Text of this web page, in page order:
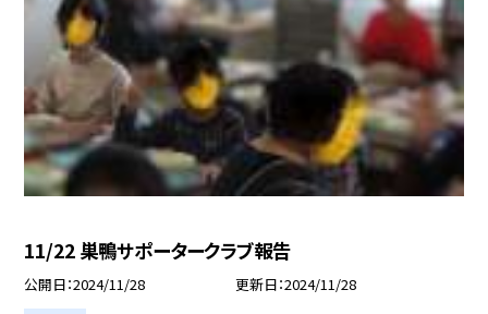
11/22 巣鴨サポータークラブ報告
公開日 2024/11/28 更新日 2024/11/28